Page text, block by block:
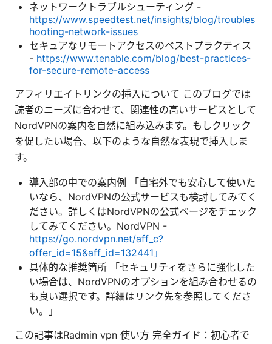
ネットワークトラブルシューティング -
https://www.speedtest.net/insights/blog/troubles
hooting-network-issues
セキュアなリモートアクセスのベストプラクティス
- https://www.tenable.com/blog/best-practices-
for-secure-remote-access
アフィリエイトリンクの挿入について このブログでは
読者のニーズに合わせて、関連性の高いサービスとして
NordVPNの案内を自然に組み込みます。もしクリック
を促したい場合、以下のような自然な表現で挿入しま
す。
導入部の中での案内例 「自宅外でも安心して使いた
いなら、NordVPNの公式サービスも検討してみてく
ださい。詳しくはNordVPNの公式ページをチェック
してみてください。NordVPN -
https://go.nordvpn.net/aff_c?
offer_id=15&aff_id=132441」
具体的な推奨箇所 「セキュリティをさらに強化した
い場合は、NordVPNのオプションを組み合わせるの
も良い選択です。詳細はリンク先を参照してくださ
い。」
この記事はRadmin vpn 使い方 完全ガイド：初心者で